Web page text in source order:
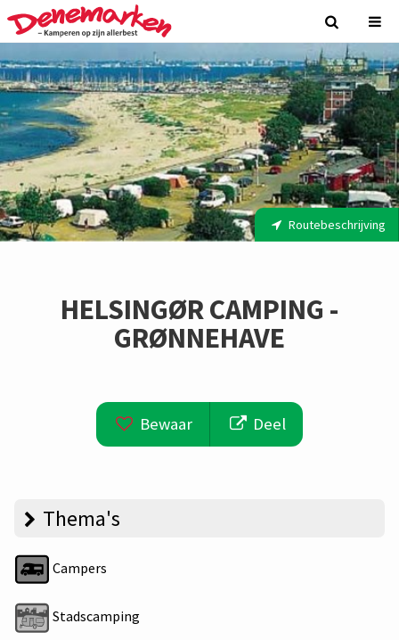
Routebeschrijving
HELSINGØR CAMPING -
GRØNNEHAVE
Bewaar Deel
Thema's
Campers
Stadscamping